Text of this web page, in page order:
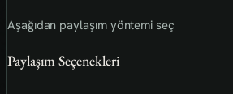
Aşağıdan paylaşım yöntemi seç
Paylaşım Seçenekleri